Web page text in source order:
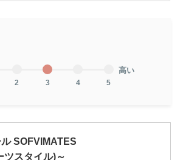
2 3 4 5
高い
ル SOFVIMATES
ツスタイル)～